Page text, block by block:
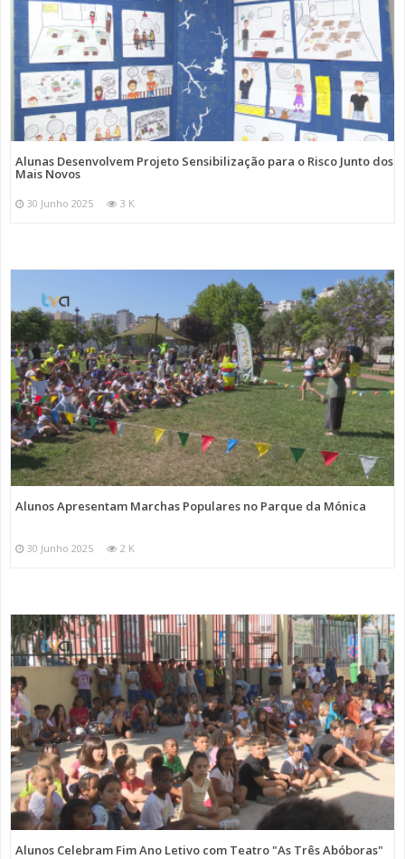
Alunas Desenvolvem Projeto Sensibilização para o Risco Junto dos
Mais Novos
30 Junho 2025 3 K
Alunos Apresentam Marchas Populares no Parque da Mónica
30 Junho 2025 2 K
Alunos Celebram Fim Ano Letivo com Teatro "As Três Abóboras"